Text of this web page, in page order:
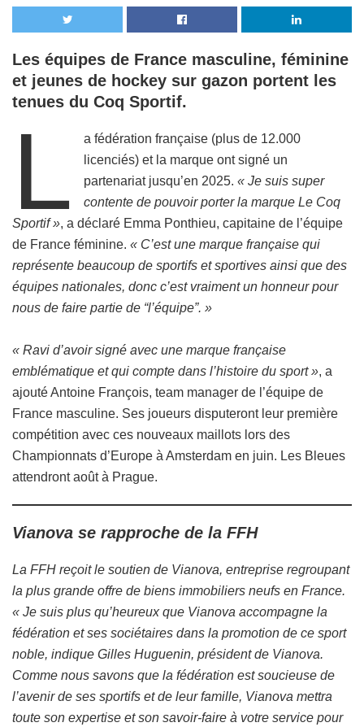
Les équipes de France masculine, féminine
et jeunes de hockey sur gazon portent les
tenues du Coq Sportif.
L
a fédération française (plus de 12.000
licenciés) et la marque ont signé un
partenariat jusqu’en 2025.« Je suis super
contente de pouvoir porter la marque Le Coq
Sportif », a déclaré Emma Ponthieu, capitaine de l’équipe
de France féminine. « C’est une marque française qui
représente beaucoup de sportifs et sportives ainsi que des
équipes nationales, donc c’est vraiment un honneur pour
nous de faire partie de “l’équipe”. »
« Ravi d’avoir signé avec une marque française
emblématique et qui compte dans l’histoire du sport », a
ajouté Antoine François, team manager de l’équipe de
France masculine. Ses joueurs disputeront leur première
compétition avec ces nouveaux maillots lors des
Championnats d’Europe à Amsterdam en juin. Les Bleues
attendront août à Prague.
Vianova se rapproche de la FFH
La FFH reçoit le soutien de Vianova, entreprise regroupant
la plus grande offre de biens immobiliers neufs en France.
« Je suis plus qu’heureux que Vianova accompagne la
fédération et ses sociétaires dans la promotion de ce sport
noble, indique Gilles Huguenin, président de Vianova.
Comme nous savons que la fédération est soucieuse de
l’avenir de ses sportifs et de leur famille, Vianova mettra
toute son expertise et son savoir-faire à votre service pour